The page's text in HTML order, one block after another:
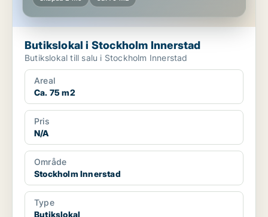
Butikslokal i Stockholm Innerstad
Butikslokal till salu i Stockholm Innerstad
Areal
Ca. 75 m2
Pris
N/A
Område
Stockholm Innerstad
Type
Butikslokal